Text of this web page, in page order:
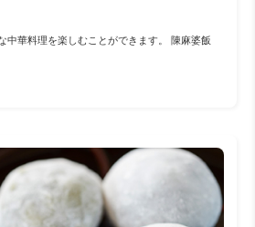
中華料理を楽しむことができます。 陳麻婆飯